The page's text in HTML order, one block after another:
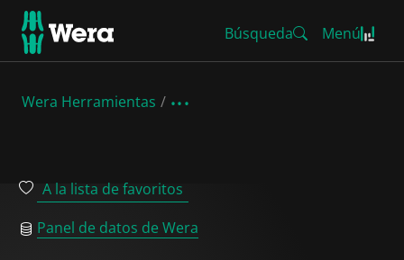
Búsqueda Menú
Wera Herramientas
A la lista de favoritos
Panel de datos de Wera